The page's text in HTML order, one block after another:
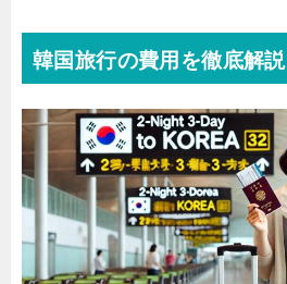
韓国旅行の費用を徹底解説